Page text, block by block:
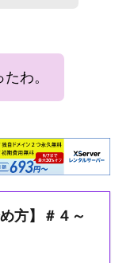
わ。
方】＃４～